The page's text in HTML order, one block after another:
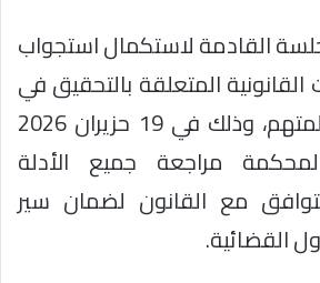
القادمة لاستكمال استجواب
القانونية المتعلقة بالتحقيق في
التهم المنسوبة للمتهم، وذلك في 19 حزيران 2026
مراجعة جميع الأدلة
مع القانون لضمان سير
القضائية.